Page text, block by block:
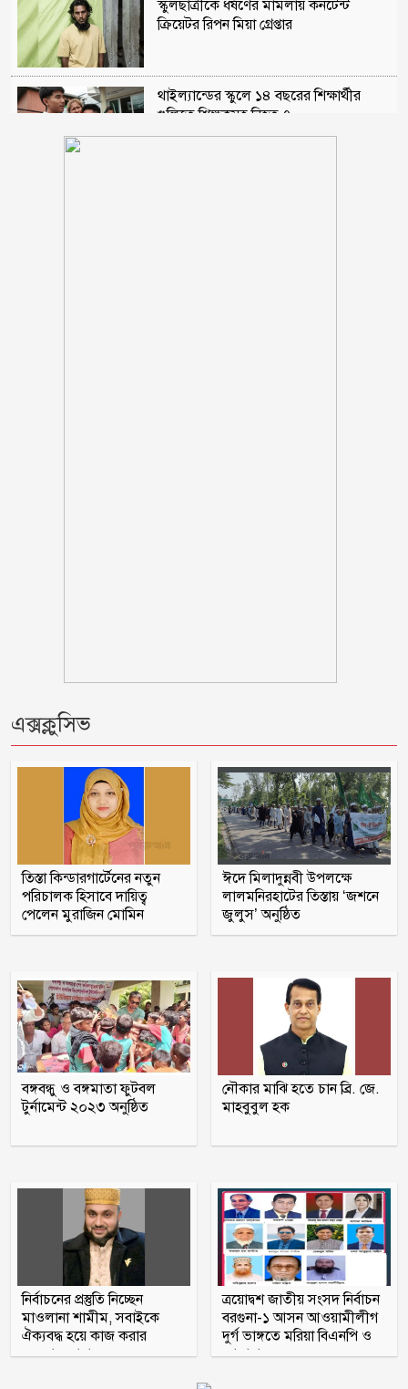
স্কুলছাত্রীকে ধর্ষণের মামলায় কনটেন্ট
ক্রিয়েটর রিপন মিয়া গ্রেপ্তার
থাইল্যান্ডের স্কুলে ১৪ বছরের শিক্ষার্থীর
গুলিতে শিক্ষকসহ নিহত ৭
সাকিব ‘খুনীর প্রমাণিত দোসর, ফ্যাসিস্ট’:
আসিফ আকবর
‘মানুষ তোমাকে নিয়ে হিংসা করবে, এটাই
স্বাভাবিক’; জর্জিনাকে রোনালদো
ভারতীয় হাইকমিশনের কর্মকর্তা সেজে
সামনে আরো ধ্বংসাত্মক কর্মসূচিতে যাবে
জামায়াত-শিবির
দুই-তিন দিনের মধ্যে গ্যাসের পরিস্থিতি
স্বাভাবিক হবে
বরগুনায় ভাইয়ে ভাইয়ে সংঘর্ষে নিহত জামাই
এক্সক্লুসিভ
তিস্তা কিন্ডারগার্টেনের নতুন
পরিচালক হিসাবে দায়িত্ব
পেলেন মুরাজিন মোমিন
ঈদে মিলাদুন্নবী উপলক্ষে
লালমনিরহাটের তিস্তায় ‘জশনে
জুলুস’ অনুষ্ঠিত
বঙ্গবন্ধু ও বঙ্গমাতা ফুটবল
টুর্নামেন্ট ২০২৩ অনুষ্ঠিত
নৌকার মাঝি হতে চান ব্রি. জে.
মাহবুবুল হক
নির্বাচনের প্রস্তুতি নিচ্ছেন
মাওলানা শামীম, সবাইকে
ঐক্যবদ্ধ হয়ে কাজ করার
অহব্বান জানান
ত্রয়োদ্বশ জাতীয় সংসদ নির্বাচন
বরগুনা-১ আসন আওয়ামীলীগ
দুর্গ ভাঙ্গতে মরিয়া বিএনপি ও
জামায়াত